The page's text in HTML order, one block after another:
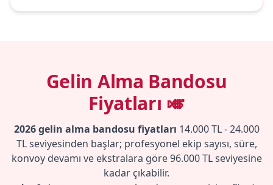
Gelin Alma Bandosu
Fiyatları 🎺
2026 gelin alma bandosu fiyatları 14.000 TL - 24.000
TL seviyesinden başlar; profesyonel ekip sayısı, süre,
konvoy devamı ve ekstralara göre 96.000 TL seviyesine
kadar çıkabilir.